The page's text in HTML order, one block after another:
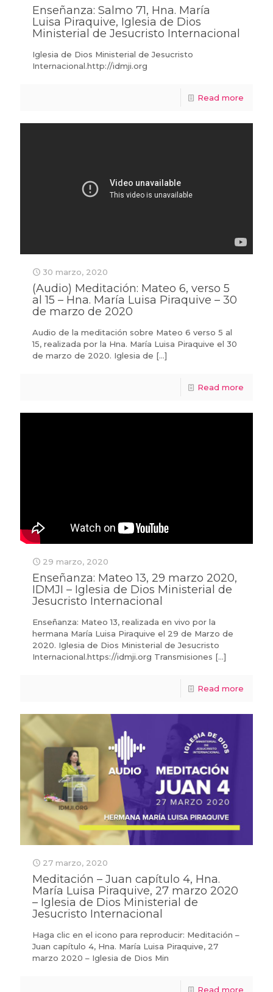
Enseñanza: Salmo 71, Hna. María
Luisa Piraquive, Iglesia de Dios
Ministerial de Jesucristo Internacional
Iglesia de Dios Ministerial de Jesucristo
Internacional.http://idmji.org
Read more
30 marzo, 2020
(Audio) Meditación: Mateo 6, verso 5
al 15 – Hna. María Luisa Piraquive – 30
de marzo de 2020
Audio de la meditación sobre Mateo 6 verso 5 al
15, realizada por la Hna. María Luisa Piraquive el 30
de marzo de 2020. Iglesia de […]
Read more
29 marzo, 2020
Enseñanza: Mateo 13, 29 marzo 2020,
IDMJI – Iglesia de Dios Ministerial de
Jesucristo Internacional
Enseñanza: Mateo 13, realizada en vivo por la
hermana María Luisa Piraquive el 29 de Marzo de
2020. Iglesia de Dios Ministerial de Jesucristo
Internacional.https://idmji.org Transmisiones […]
Read more
27 marzo, 2020
Meditación – Juan capítulo 4, Hna.
María Luisa Piraquive, 27 marzo 2020
– Iglesia de Dios Ministerial de
Jesucristo Internacional
Haga clic en el icono para reproducir: Meditación –
Juan capítulo 4, Hna. María Luisa Piraquive, 27
marzo 2020 – Iglesia de Dios Min
Read more